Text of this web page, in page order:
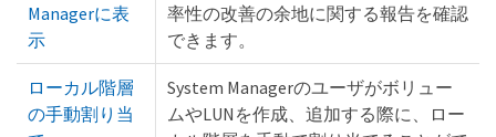
Managerに表
示
率性の改善の余地に関する報告を確認
できます。
ローカル階層
の手動割り当
System Managerのユーザがボリュー
ムやLUNを作成、追加する際に、ロー